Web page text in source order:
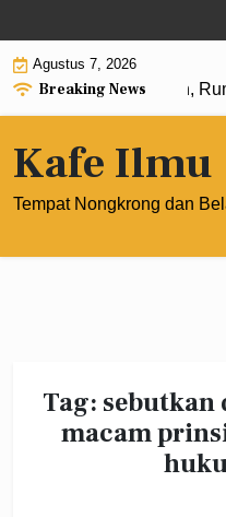
to
contentAgustus 7, 2026
Breaking News
0: Pengertian,
Kafe Ilmu
Tempat Nongkrong dan
Tag: sebutkan
macam